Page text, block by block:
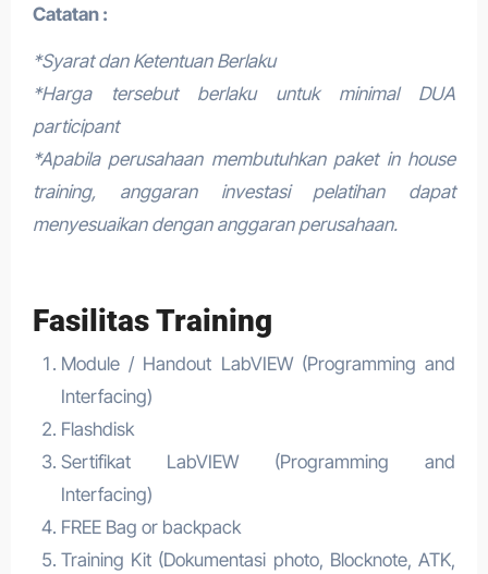
Catatan :
*Syarat dan Ketentuan Berlaku
*Harga tersebut berlaku untuk minimal DUA
participant
*Apabila perusahaan membutuhkan paket in house
training, anggaran investasi pelatihan dapat
menyesuaikan dengan anggaran perusahaan.
Fasilitas Training
Module / Handout LabVIEW (Programming and
Interfacing)
Flashdisk
Sertifikat LabVIEW (Programming and
Interfacing)
FREE Bag or backpack
Training Kit (Dokumentasi photo, Blocknote, ATK,